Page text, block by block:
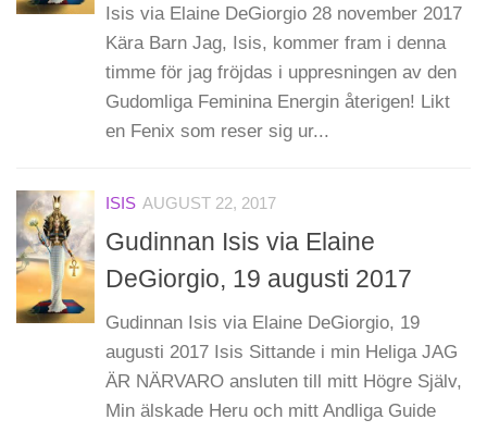
Isis via Elaine DeGiorgio 28 november 2017
Kära Barn Jag, Isis, kommer fram i denna
timme för jag fröjdas i uppresningen av den
Gudomliga Feminina Energin återigen! Likt
en Fenix som reser sig ur...
ISIS AUGUST 22, 2017
Gudinnan Isis via Elaine
DeGiorgio, 19 augusti 2017
Gudinnan Isis via Elaine DeGiorgio, 19
augusti 2017 Isis Sittande i min Heliga JAG
ÄR NÄRVARO ansluten till mitt Högre Själv,
Min älskade Heru och mitt Andliga Guide